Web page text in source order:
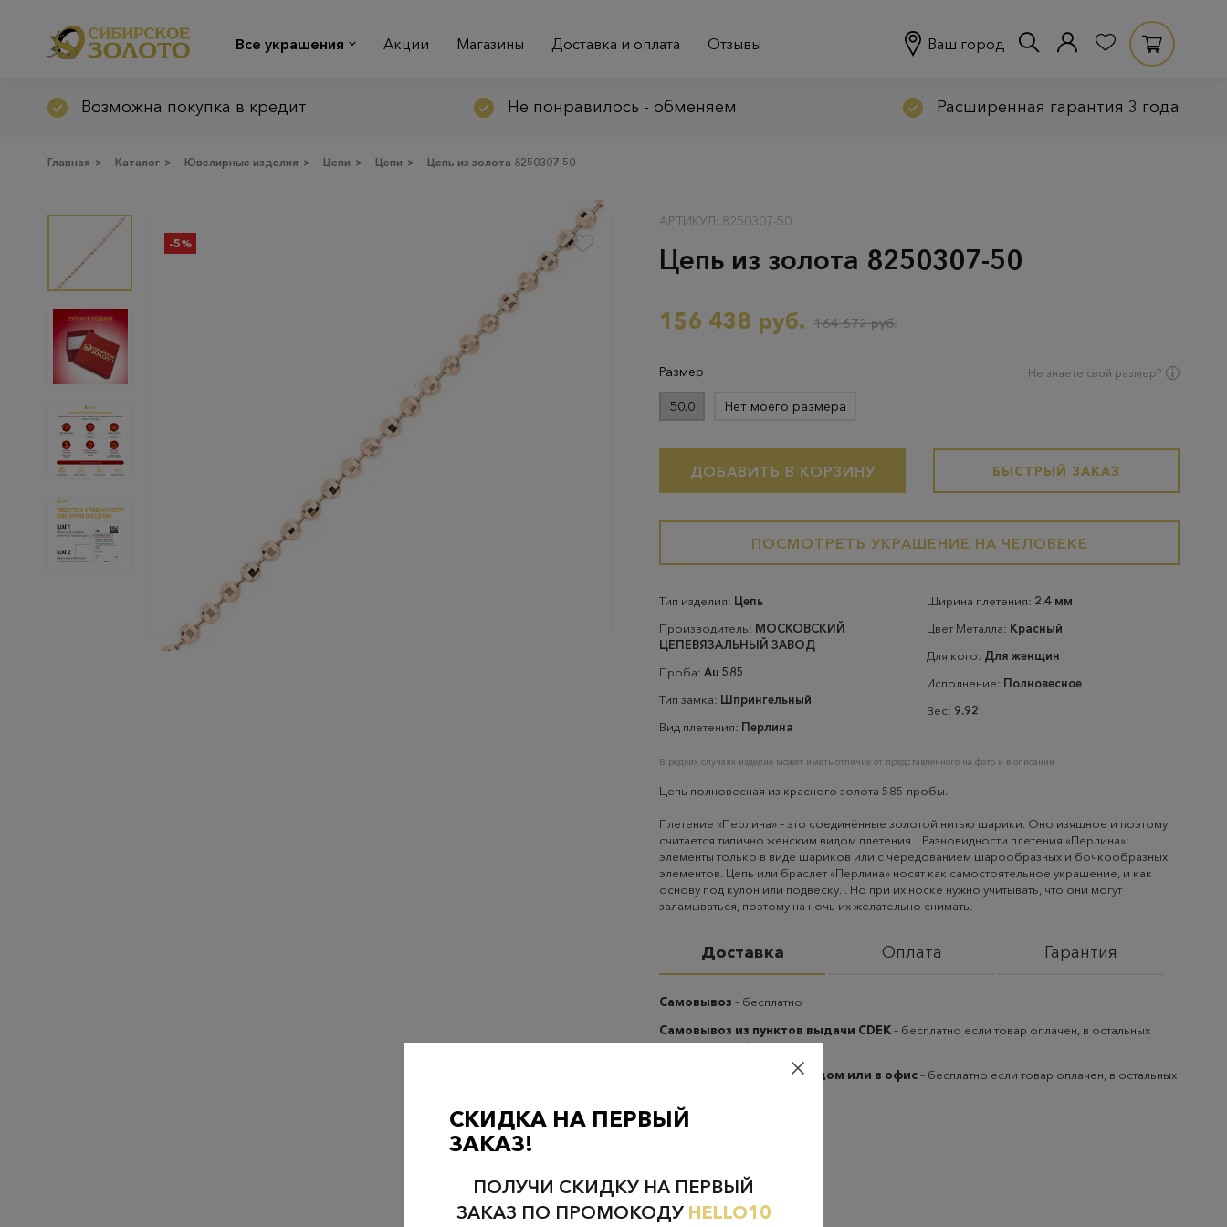
Все украшения Акции Магазины Доставка и оплата Отзывы Ваш город
Возможна покупка в кредит Не понравилось - обменяем Расширенная гарантия 3 года
Главная > Каталог > Ювелирные изделия > Цепи > Цепи > Цепь из золота 8250307-50
-5%
АРТИКУЛ: 8250307-50
Цепь из золота 8250307-50
156 438 руб. 164 672 руб.
Размер Не знаете свой размер?
50.0 Нет моего размера
ДОБАВИТЬ В КОРЗИНУ БЫСТРЫЙ ЗАКАЗ
ПОСМОТРЕТЬ УКРАШЕНИЕ НА ЧЕЛОВЕКЕ
Тип изделия: Цепь
Производитель: МОСКОВСКИЙ
ЦЕПЕВЯЗАЛЬНЫЙ ЗАВОД
Проба: Au 585
Тип замка: Шпрингельный
Вид плетения: Перлина
Ширина плетения: 2.4 мм
Цвет Металла: Красный
Для кого: Для женщин
Исполнение: Полновесное
Вес: 9.92
В редких случаях изделие может иметь отличие от представленного на фото и в описании
Цепь полновесная из красного золота 585 пробы.
Плетение «Перлина» – это соединённые золотой нитью шарики. Оно изящное и поэтому
считается типично женским видом плетения. Разновидности плетения «Перлина»:
элементы только в виде шариков или с чередованием шарообразных и бочкообразных
элементов. Цепь или браслет «Перлина» носят как самостоятельное украшение, и как
основу под кулон или подвеску. . Но при их носке нужно учитывать, что они могут
заламываться, поэтому на ночь их желательно снимать.
Доставка Оплата Гарантия
Самовывоз – бесплатно
Самовывоз из пунктов выдачи CDEK– бесплатно если товар оплачен, в остальных
случаях 300 руб.
Курьерская доставка на дом или в офис– бесплатно если товар оплачен, в остальных
СКИДКА НА ПЕРВЫЙ
ЗАКАЗ!
ПОЛУЧИ СКИДКУ НА ПЕРВЫЙ
ЗАКАЗ ПО ПРОМОКОДУ HELLO10